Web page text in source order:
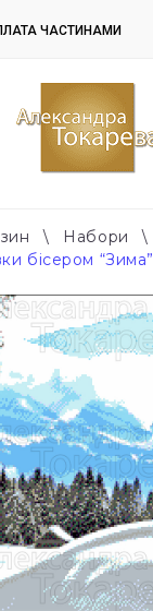
ЧАСТИНАМИ
\ Набори
\
бісером “Зима”